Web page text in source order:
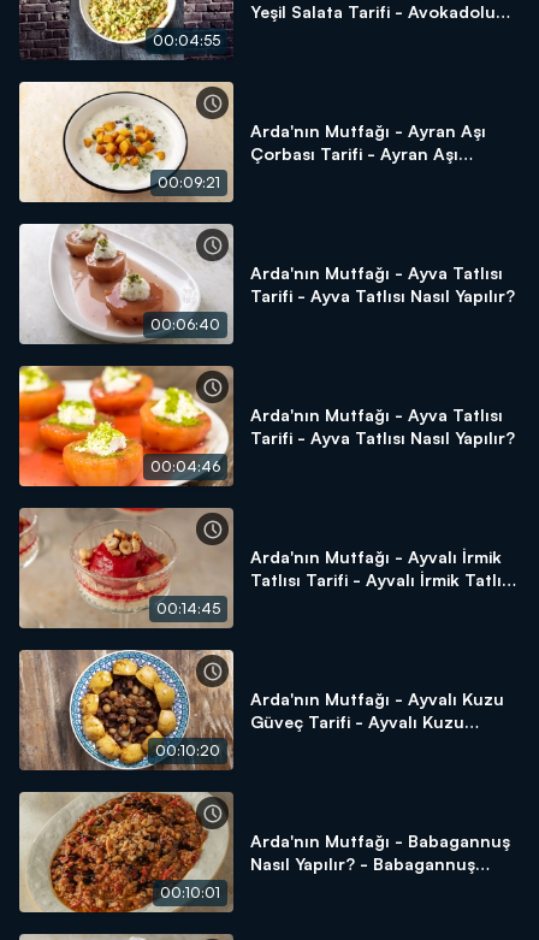
00:04:55
Yeşil Salata Tarifi - Avokadolu
00:09:21
Arda'nın Mutfağı - Ayran Aşı
Çorbası Tarifi - Ayran Aşı
00:06:40
Arda'nın Mutfağı - Ayva Tatlısı
Tarifi - Ayva Tatlısı Nasıl Yapılır?
00:04:46
Arda'nın Mutfağı - Ayva Tatlısı
Tarifi - Ayva Tatlısı Nasıl Yapılır?
00:14:45
Arda'nın Mutfağı - Ayvalı İrmik
Tatlısı Tarifi - Ayvalı İrmik Tatlısı
00:10:20
Arda'nın Mutfağı - Ayvalı Kuzu
Güveç Tarifi - Ayvalı Kuzu
00:10:01
Arda'nın Mutfağı - Babagannuş
Nasıl Yapılır? - Babagannuş